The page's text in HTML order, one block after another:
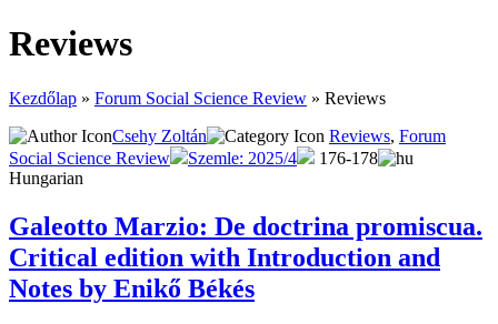
Reviews
Kezdőlap » Forum Social Science Review » Reviews
Csehy Zoltán
Reviews, Forum
Social Science Review
Szemle: 2025/4
176-178
Hungarian
Galeotto Marzio: De doctrina promiscua.
Critical edition with Introduction and
Notes by Enikő Békés